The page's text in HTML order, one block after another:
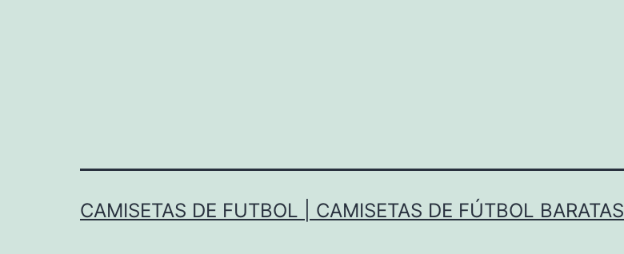
CAMISETAS DE FUTBOL | CAMISETAS DE FÚTBOL BARATAS